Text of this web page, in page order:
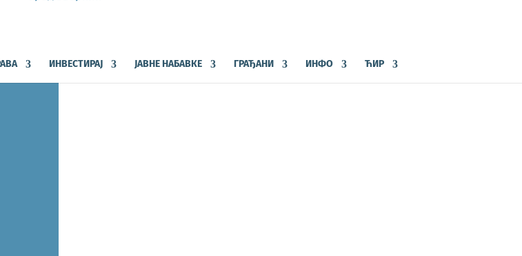
ИНВЕСТИРАЈ ЈАВНЕ НАБАВКЕ ГРАЂАНИ ИНФО ЋИР